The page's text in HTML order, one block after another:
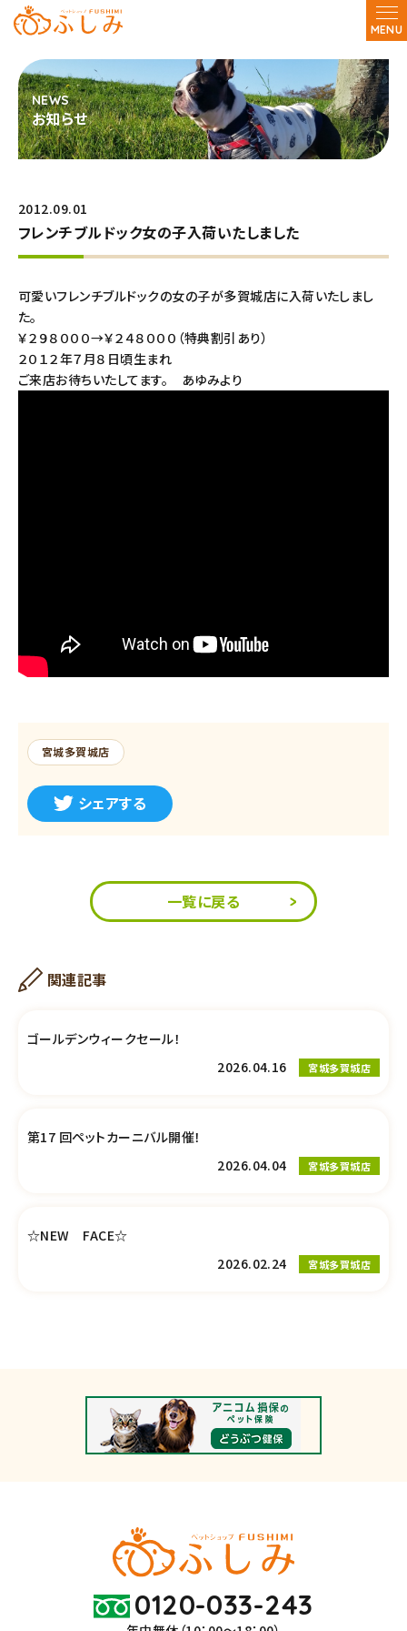
MENU
お知らせ
2012.09.01
フレンチブルドック女の子入荷いたしました
可愛いフレンチブルドックの女の子が多賀城店に入荷いたしまし
た。
￥２９８０００→￥２４８０００（特典割引あり）
２０１２年７月８日頃生まれ
ご来店お待ちいたしてます。 あゆみより
宮城多賀城店
シェアする
一覧に戻る
関連記事
ゴールデンウィークセール！
2026.04.16
宮城多賀城店
第17 回ペットカーニバル開催！
2026.04.04
宮城多賀城店
☆NEW FACE☆
2026.02.24
宮城多賀城店
0120-033-243